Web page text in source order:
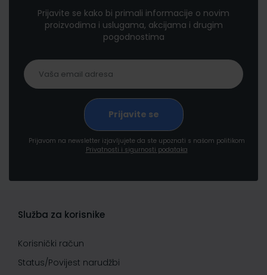
Prijavite se kako bi primali informacije o novim
proizvodima i uslugama, akcijama i drugim
pogodnostima
Prijavom na newsletter izjavljujete da ste upoznati s našom politikom
Privatnosti i sigurnosti podataka
Služba za korisnike
Korisnički račun
Status/Povijest narudžbi